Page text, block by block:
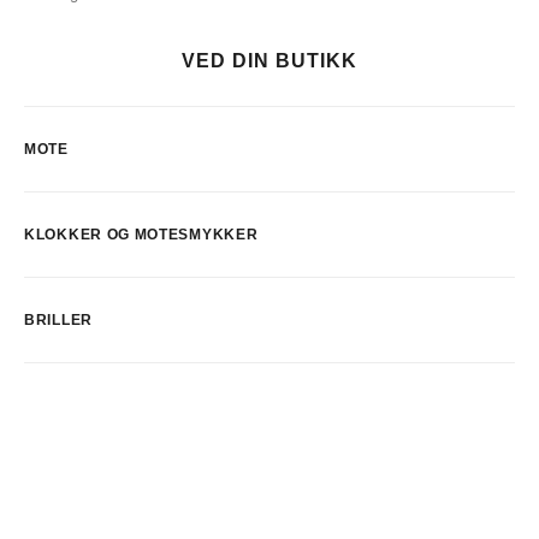
VED DIN BUTIKK
MOTE
KLOKKER OG MOTESMYKKER
BRILLER